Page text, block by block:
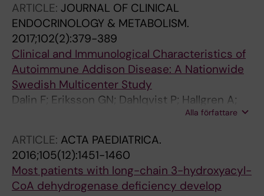
ARTICLE: JOURNAL OF CLINICAL
ENDOCRINOLOGY & METABOLISM.
2017;102(2):379-389
Clinical and Immunological Characteristics of
Autoimmune Addison Disease: A Nationwide
Swedish Multicenter Study
Dalin F; Eriksson GN; Dahlqvist P; Hallgren A;
Wahlberg J; Ekwall O; Soderberg S; Ronnelid J;
Laudius M; Isaksson M; Stenlid MH; Gustafsson
J; Gebre-Medhin G; Bjornsdottir S; Janson A;
Akerman A-K; Aman J; Duchen K;
Bergthorsdottir R; Johannsson G; Lindskog E;
Alla författare
ARTICLE: ACTA PAEDIATRICA.
2016;105(12):1451-1460
Most patients with long-chain 3-hydroxyacyl-
CoA dehydrogenase deficiency develop